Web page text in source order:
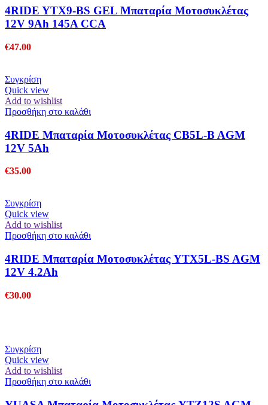
4RIDE YTX9-BS GEL Μπαταρία Μοτοσυκλέτας
12V 9Ah 145A CCA
€47.00
Συγκρίση
Quick view
Add to wishlist
Προσθήκη στο καλάθι
4RIDE Μπαταρία Μοτοσυκλέτας CB5L-B AGM
12V 5Ah
€35.00
Συγκρίση
Quick view
Add to wishlist
Προσθήκη στο καλάθι
4RIDE Μπαταρία Μοτοσυκλέτας YTX5L-BS AGM
12V 4.2Ah
€30.00
Συγκρίση
Quick view
Add to wishlist
Προσθήκη στο καλάθι